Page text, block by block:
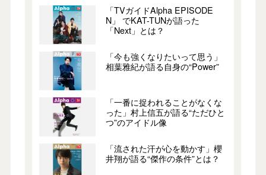
「TVガイドAlpha EPISODE
N」 でKAT-TUNが語った
「Next」とは？
「今も強くなりたいって思う」
相葉雅紀が語る自身の“Power”
「一番に捉われることがなくな
った」村上信五が語る“ただひと
つ”のアイドル像
「流された汗が心を動かす」櫻
井翔が語る“傑作の条件”とは？